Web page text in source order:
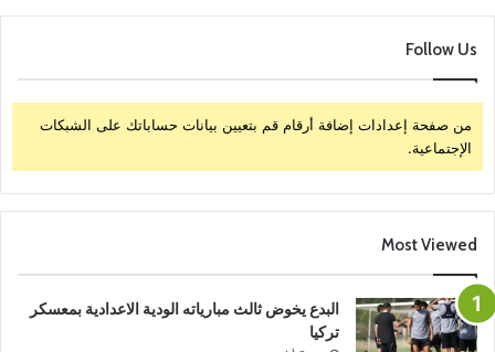
Follow Us
من صفحة إعدادات إضافة أرقام قم بتعيين بيانات حساباتك على الشبكات
الإجتماعية.
Most Viewed
البدع يخوض ثالث مبارياته الودية الاعدادية بمعسكر
تركيا